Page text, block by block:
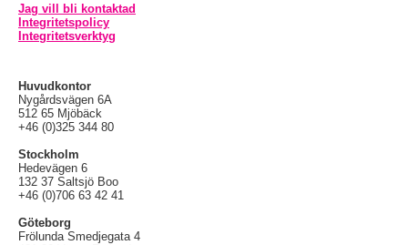
Jag vill bli kontaktad
Integritetspolicy
Integritetsverktyg
Huvudkontor
Nygårdsvägen 6A
512 65 Mjöbäck
+46 (0)325 344 80
Stockholm
Hedevägen 6
132 37 Saltsjö Boo
+46 (0)706 63 42 41
Göteborg
Frölunda Smedjegata 4